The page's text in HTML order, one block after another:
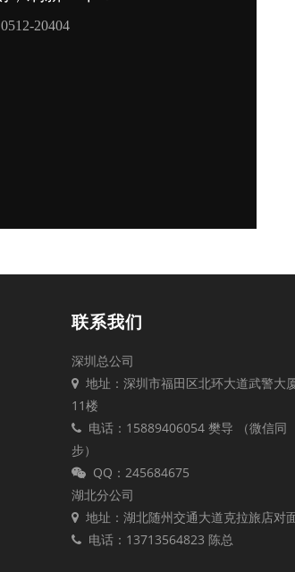
联系我们
深圳总公司
地址：深圳市福田区北环大道武警大
11楼
电话：15889406054 樊导 （微信同
步）
QQ：245684675
湖北分公司
地址：湖北随州交通大道克拉旅店对
电话：13713564823 陈总